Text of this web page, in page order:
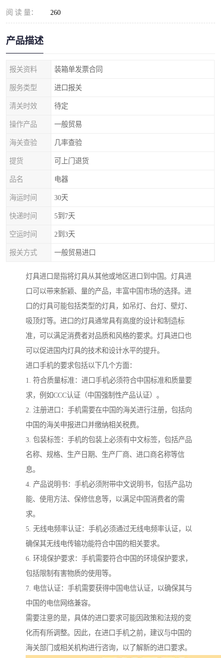
阅 读 量： 260
产品描述
报关资料 装箱单发票合同
服务类型 进口报关
清关时效 待定
操作产品 一般贸易
海关查验 几率查验
提货 可上门退货
品名 电器
海运时间 30天
快递时间 5到7天
空运时间 2到3天
报关方式 一般贸易进口
灯具进口是指将灯具从其他或地区进口到中国。灯具进
口可以带来新颖、量的产品，丰富中国市场的选择。进
口的灯具可能包括类型的灯具，如吊灯、台灯、壁灯、
吸顶灯等。进口的灯具通常具有高度的设计和制造标
准，可以满足消费者对品质和风格的要求。灯具进口也
可以促进国内灯具的技术和设计水平的提升。
进口手机的要求包括以下几个方面：
1. 符合质量标准：进口手机必须符合中国标准和质量要
求，例如CCC认证（中国强制性产品认证）。
2. 注册进口：手机需要在中国的海关进行注册，包括向
中国的海关申报进口并缴纳相关税费。
3. 包装标签：手机的包装上必须有中文标签，包括产品
名称、规格、生产日期、生产厂商、进口商名称等信
息。
4. 产品说明书：手机必须附带中文说明书，包括产品功
能、使用方法、保修信息等，以满足中国消费者的需
求。
5. 无线电频率认证：手机必须通过无线电频率认证，以
确保其无线电传输功能符合中国的相关要求。
6. 环境保护要求：手机需要符合中国的环境保护要求，
包括限制有害物质的使用等。
7. 电信认证：手机需要获得中国电信认证，以确保其与
中国的电信网络兼容。
需要注意的是，具体的进口要求可能因政策和法规的变
化而有所调整。因此，在进口手机之前，建议与中国的
海关部门或相关机构进行咨询，以了解新的进口要求。